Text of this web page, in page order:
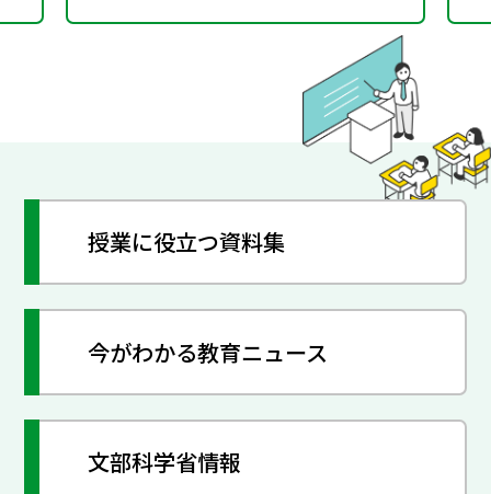
授業に役立つ資料集
今がわかる教育ニュース
文部科学省情報